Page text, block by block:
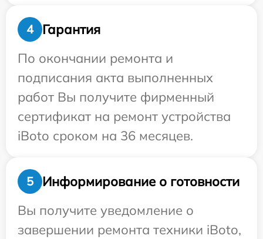
4
Гарантия
По окончании ремонта и
подписания акта выполненных
работ Вы получите фирменный
сертификат на ремонт устройства
iBoto сроком на 36 месяцев.
5
Информирование о готовности
Вы получите уведомление о
завершении ремонта техники iBoto,